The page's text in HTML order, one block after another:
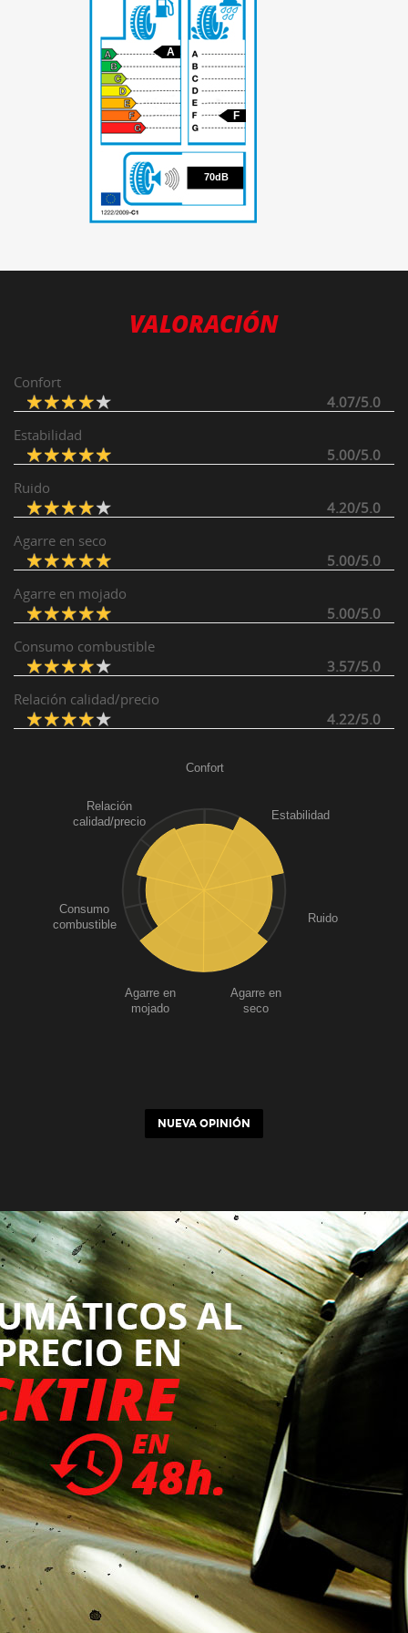
70
A
F
70dB
VALORACIÓN
Confort
4.07/5.0
Estabilidad
5.00/5.0
Ruido
4.20/5.0
Agarre en seco
5.00/5.0
Agarre en mojado
5.00/5.0
Consumo combustible
3.57/5.0
Relación calidad/precio
4.22/5.0
Confort
Estabilidad
Ruido
Agarre en
seco
Agarre en
mojado
Consumo
combustible
Relación
calidad/precio
NUEVA OPINIÓN